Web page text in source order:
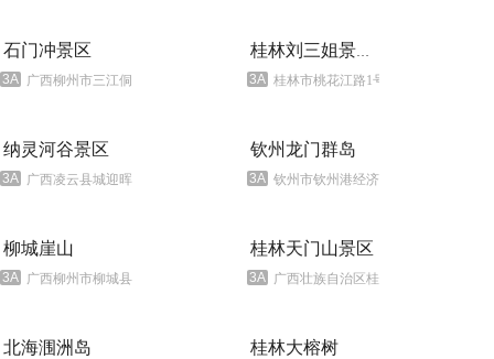
石门冲景区
3A 广西柳州市三江侗族自治县丹洲镇东风村
桂林刘三姐景观园
3A 桂林市桃花江路1号
纳灵河谷景区
3A 广西凌云县城迎晖山北1公里处
钦州龙门群岛
3A 钦州市钦州港经济开发区西北部
柳城崖山
3A 广西柳州市柳城县中寨村（洛崖知青城对岸）
桂林天门山景区
3A 广西壮族自治区桂林市资源县中峰乡车田湾村
北海涠洲岛 桂林大榕树